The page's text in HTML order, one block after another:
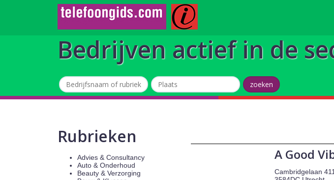
Bedrijven actief in de
Rubrieken
Advies & Consultancy
Auto & Onderhoud
Beauty & Verzorging
A Good
Cambridgelaan 411